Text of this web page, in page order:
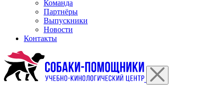
Команда
Партнёры
Выпускники
Новости
Контакты